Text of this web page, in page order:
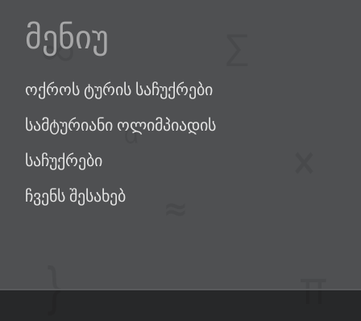
მენიუ
ოქროს ტურის საჩუქრები
სამტურიანი ოლიმპიადის
საჩუქრები
ჩვენს შესახებ